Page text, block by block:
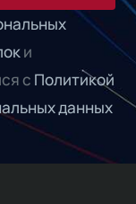
и
с Политикой
данных